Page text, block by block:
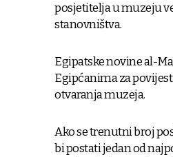
posjetitelja u muzeju
stanovništva.
Egipatske novine al-
Egipćanima za
otvaranja muzeja.
Ako se trenutni broj
bi postati jedan od